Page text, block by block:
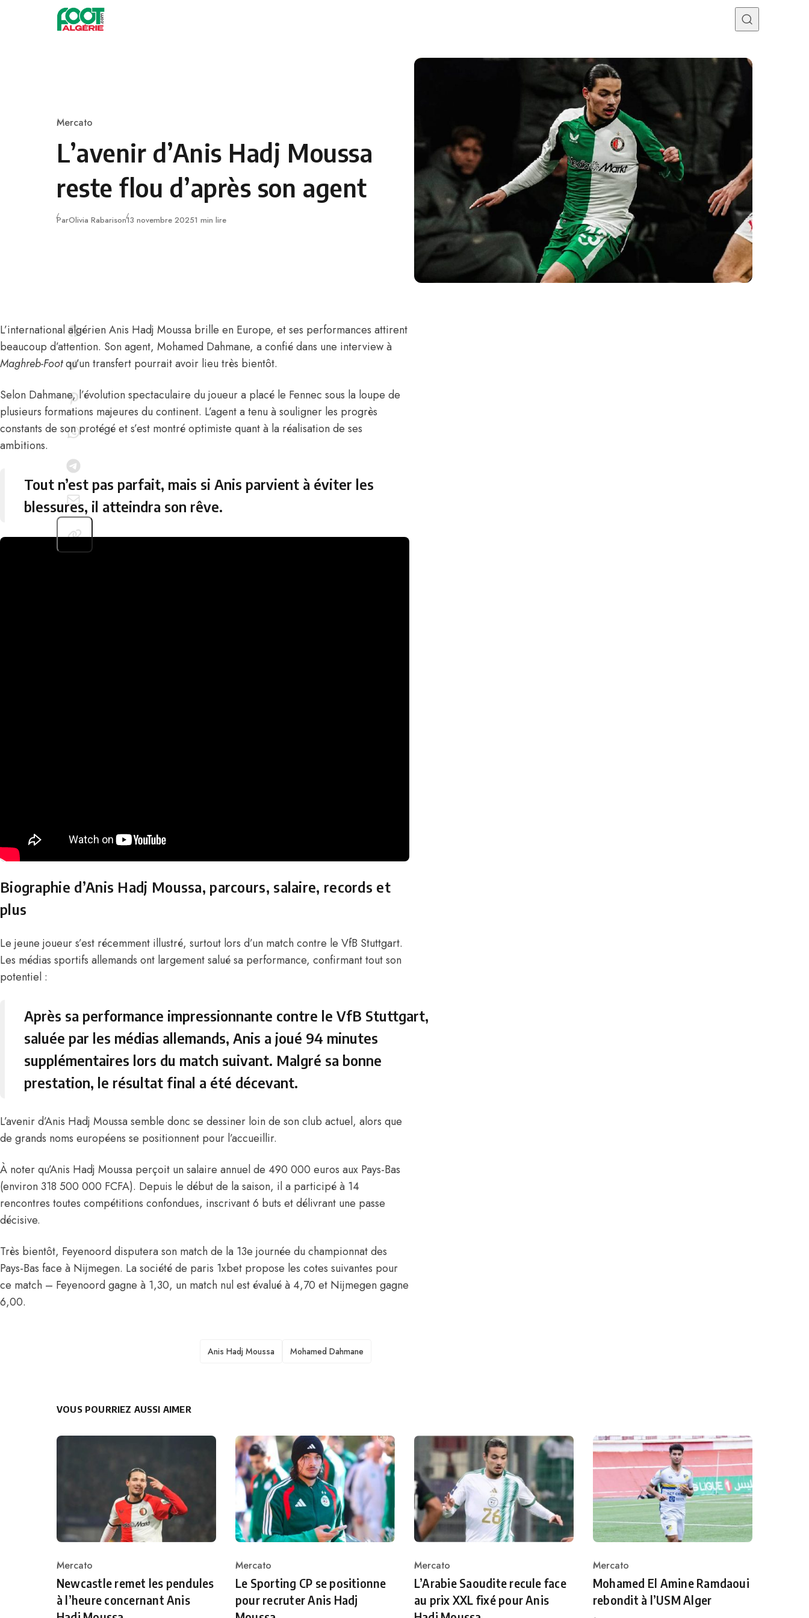
Skip to content
Category
Mercato
L’avenir d’Anis Hadj Moussa
reste flou d’après son agent
ParOlivia RabarisonPublié
13 novembre 20251 min lire
L’international algérien Anis Hadj Moussa brille en Europe, et ses performances attirent
beaucoup d’attention. Son agent, Mohamed Dahmane, a confiédans une interview à
Maghreb-Footqu’un transfert pourrait avoir lieu très bientôt.
Selon Dahmane, l’évolution spectaculaire du joueur a placé le Fennec sous la loupe de
plusieurs formations majeures du continent. L’agent a tenu à souligner les progrès
constants de son protégé et s’est montré optimiste quant à la réalisation de ses
ambitions.
Tout n’est pas parfait, mais si Anis parvient à éviter les
blessures, il atteindra son rêve.
Biographie d’Anis Hadj Moussa, parcours, salaire, records et
plus
Le jeune joueur s’est récemment illustré, surtout lors d’un match contre le VfB Stuttgart.
Les médias sportifs allemands ont largement salué sa performance, confirmant tout son
potentiel :
Après sa performance impressionnante contre le VfB Stuttgart,
saluée par les médias allemands, Anis a joué 94 minutes
supplémentaires lors du match suivant. Malgré sa bonne
prestation, le résultat final a été décevant.
L’avenir d’Anis Hadj Moussa semble donc se dessiner loin de son club actuel, alors que
de grands noms européens se positionnent pour l’accueillir.
À noter qu’Anis Hadj Moussa perçoit un salaire annuel de 490 000 euros aux Pays-Bas
(environ 318 500 000 FCFA). Depuis le début de la saison, il a participé à 14
rencontres toutes compétitions confondues, inscrivant 6 buts et délivrant une passe
décisive.
Très bientôt, Feyenoord disputera son match de la 13e journée du championnat des
Pays-Bas face à Nijmegen. La société de paris 1xbet propose les cotes suivantes pour
ce match – Feyenoord gagne à 1,30, un match nul est évalué à 4,70 et Nijmegen gagne
6,00.
TAGS
Anis Hadj Moussa Mohamed Dahmane
VOUS POURRIEZ AUSSI AIMER
Category
Mercato
Newcastle remet les pendules
à l’heure concernant Anis
Category
Mercato
Le Sporting CP se positionne
pour recruter Anis Hadj
Category
Mercato
L’Arabie Saoudite recule face
au prix XXL fixé pour Anis
Category
Mercato
Mohamed El Amine Ramdaoui
rebondit à l’USM Alger